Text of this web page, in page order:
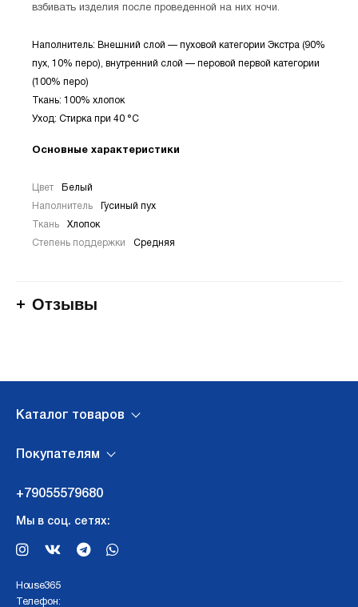
взбивать изделия после проведенной на них ночи.
Наполнитель: Внешний слой — пуховой категории Экстра (90%
пух, 10% перо), внутренний слой — перовой первой категории
(100% перо)
Ткань: 100% хлопок
Уход: Стирка при 40 °С
Основные характеристики
Цвет Белый
Наполнитель Гусиный пух
Ткань Хлопок
Степень поддержки Средняя
Отзывы
Каталог товаров
Покупателям
+79055579680
Мы в соц. сетях:
Нouse365
Телефон: